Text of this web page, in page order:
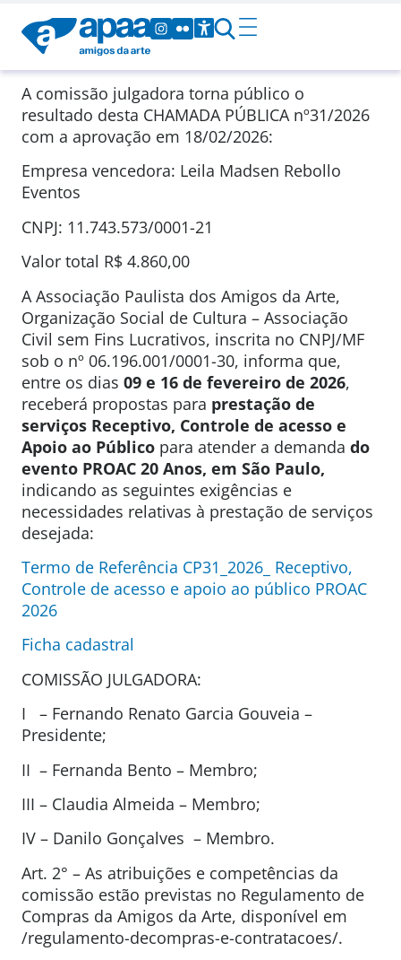
A comissão julgadora torna público o
resultado desta CHAMADA PÚBLICA nº31/2026
com a aprovação em 18/02/2026:
Empresa vencedora: Leila Madsen Rebollo
Eventos
CNPJ: 11.743.573/0001-21
Valor total R$ 4.860,00
A Associação Paulista dos Amigos da Arte,
Organização Social de Cultura – Associação
Civil sem Fins Lucrativos, inscrita no CNPJ/MF
sob o nº 06.196.001/0001-30, informa que,
entre os dias 09 e 16 de fevereiro de 2026,
receberá propostas para prestação de
serviços Receptivo, Controle de acesso e
Apoio ao Público para atender a demanda do
evento PROAC 20 Anos, em São Paulo,
indicando as seguintes exigências e
necessidades relativas à prestação de serviços
desejada:
Termo de Referência CP31_2026_ Receptivo,
Controle de acesso e apoio ao público PROAC
2026
Ficha cadastral
COMISSÃO JULGADORA:
I – Fernando Renato Garcia Gouveia –
Presidente;
II – Fernanda Bento – Membro;
III – Claudia Almeida – Membro;
IV – Danilo Gonçalves – Membro.
Art. 2° – As atribuições e competências da
comissão estão previstas no Regulamento de
Compras da Amigos da Arte, disponível em
/regulamento-decompras-e-contratacoes/.